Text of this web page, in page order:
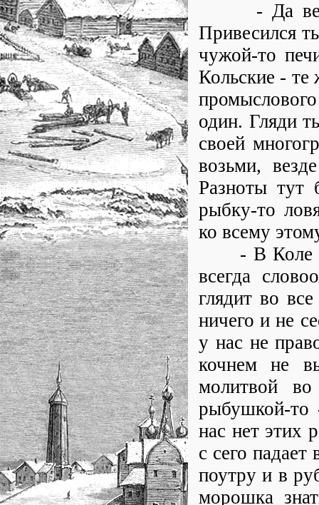
- Да ведь
Привесился
чужой-то
Кольские -
один. Гляди
своей
возьми,
Разноты тут
рыбку-то
ко всему
- В Коле
всегда
глядит во
ничего и не
у нас не
кочнем не
молитвой
рыбушкой-
нас нет этих
с сего
поутру и в
морошка